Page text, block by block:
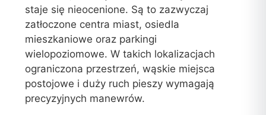
staje się nieocenione. Są to zazwyczaj
zatłoczone centra miast, osiedla
mieszkaniowe oraz parkingi
wielopoziomowe. W takich lokalizacjach
ograniczona przestrzeń, wąskie miejsca
postojowe i duży ruch pieszy wymagają
precyzyjnych manewrów.